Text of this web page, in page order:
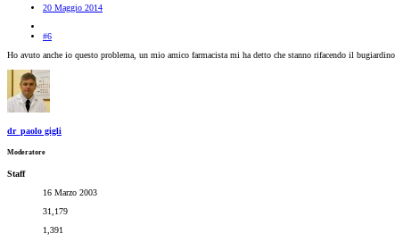
20 Maggio 2014
#6
Ho avuto anche io questo problema, un mio amico farmacista mi ha detto che stanno rifacendo il
dr_paolo gigli
Moderatore
Staff
16 Marzo 2003
31,179
1,391